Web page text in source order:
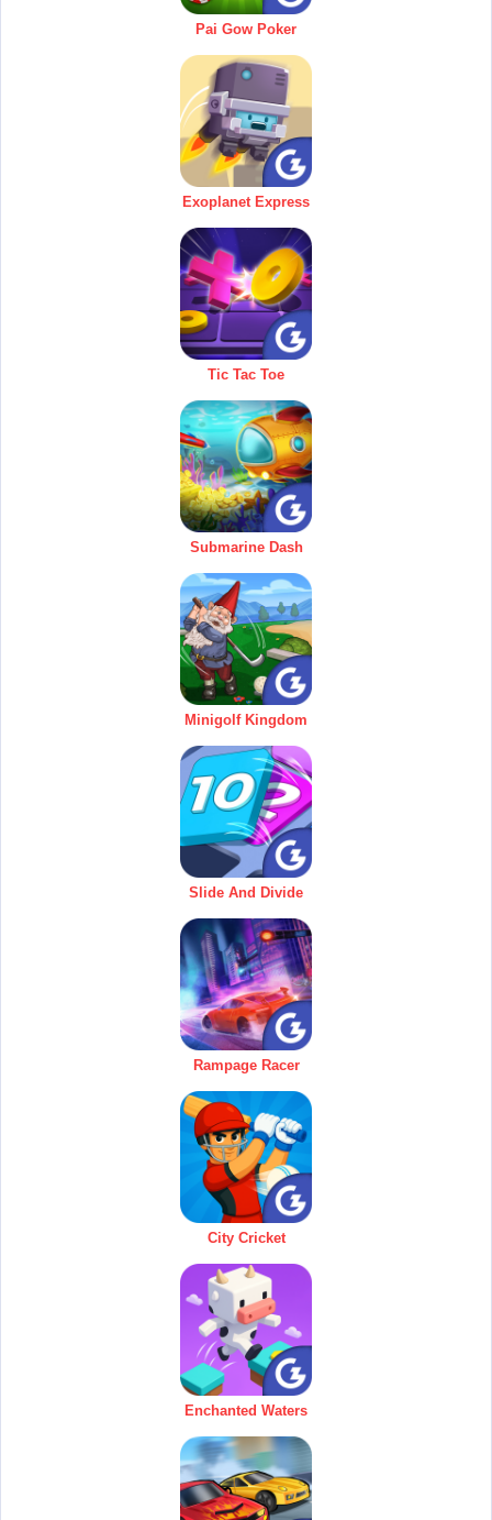
Pai Gow Poker
Exoplanet Express
Tic Tac Toe
Submarine Dash
Minigolf Kingdom
Slide And Divide
Rampage Racer
City Cricket
Enchanted Waters